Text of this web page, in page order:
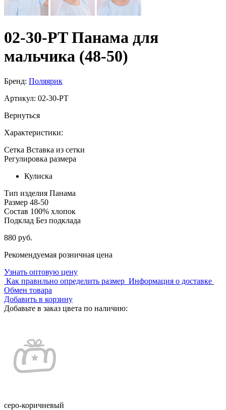
02-30-PT Панама для
мальчика (48-50)
Бренд: Поляярик
Артикул: 02-30-PT
Вернуться
Характеристики:
Сетка Вставка из сетки
Регулировка размера
Кулиска
Тип изделия Панама
Размер 48-50
Состав 100% хлопок
Подклад Без подклада
880 руб.
Рекомендуемая розничная цена
Узнать оптовую цену
Как правильно определить размер Информация о доставке
Обмен товара
Добавить в корзину
Добавьте в заказ цвета по наличию:
серо-коричневый